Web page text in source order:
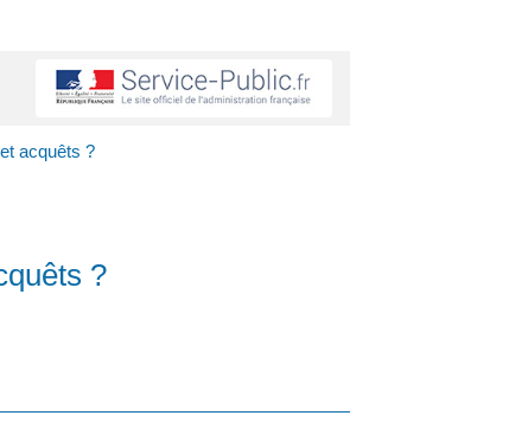
acquêts ?
?